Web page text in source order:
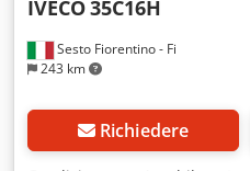
Sesto Fiorentino - Fi
243 km
IVECO35C16H
Richiedere